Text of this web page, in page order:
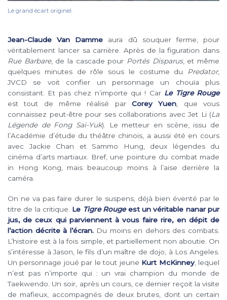
Le grand écart originel.
Jean-Claude Van Damme aura dû souquer ferme, pour
véritablement lancer sa carrière. Après de la figuration dans
Rue Barbare, de la cascade pour Portés Disparus, et même
quelques minutes de rôle sous le costume du
Predator,
JVCD se voit confier un personnage un chouïa plus
consistant. Et pas chez n’importe qui ! Car Le Tigre Rouge
est tout de même réalisé par Corey Yuen , que vous
connaissez peut-être pour ses collaborations avec Jet Li (La
Légende de Fong Sai-Yuk). Le metteur en scène, issu de
l’Académie d’étude du théâtre chinois, a aussi été en cours
avec Jackie Chan et Sammo Hung, deux légendes du
cinéma d’arts martiaux. Bref, une pointure du combat made
in Hong Kong, mais beaucoup moins à l’aise derrière la
caméra.
On ne va pas faire durer le suspens, déjà bien éventé par le
titre de la critique. Le Tigre Rougeest un véritable nanar pur
jus, de ceux qui parviennent à vous faire rire, en dépit de
l’action décrite à l’écran. Du moins en dehors des combats.
L’histoire est à la fois simple, et partiellement non aboutie. On
s’intéresse à Jason, le fils d’un maître de dojo, à Los Angeles.
Un personnage joué par le tout jeune Kurt McKinney, lequel
n’est pas n’importe qui : un vrai champion du monde de
Taekwendo. Un soir, après un cours, ce dernier reçoit la visite
de mafieux, accompagnés de deux brutes, dont un certain